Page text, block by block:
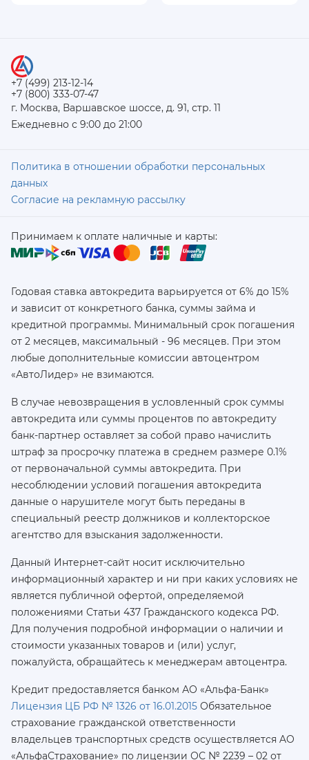
+7 (499) 213-12-14
+7 (800) 333-07-47
г. Москва, Варшавское шоссе, д. 91, стр. 11
Ежедневно с 9:00 до 21:00
Политика в отношении обработки персональных
данных
Согласие на рекламную рассылку
Принимаем к оплате наличные и карты:
Годовая ставка автокредита варьируется от 6% до 15%
и зависит от конкретного банка, суммы займа и
кредитной программы. Минимальный срок погашения
от 2 месяцев, максимальный - 96 месяцев. При этом
любые дополнительные комиссии автоцентром
«АвтоЛидер» не взимаются.
В случае невозвращения в условленный срок суммы
автокредита или суммы процентов по автокредиту
банк-партнер оставляет за собой право начислить
штраф за просрочку платежа в среднем размере 0.1%
от первоначальной суммы автокредита. При
несоблюдении условий погашения автокредита
данные о нарушителе могут быть переданы в
специальный реестр должников и коллекторское
агентство для взыскания задолженности.
Данный Интернет-сайт носит исключительно
информационный характер и ни при каких условиях не
является публичной офертой, определяемой
положениями Статьи 437 Гражданского кодекса РФ.
Для получения подробной информации о наличии и
стоимости указанных товаров и (или) услуг,
пожалуйста, обращайтесь к менеджерам автоцентра.
Кредит предоставляется банком АО «Альфа-Банк»
Лицензия ЦБ РФ № 1326 от 16.01.2015 Обязательное
страхование гражданской ответственности
владельцев транспортных средств осуществляется AO
«АльфаСтрахование» по лицензии ОС № 2239 – 02 от